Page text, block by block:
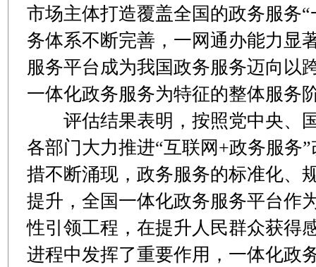
市场主体打造覆盖全国的政务服务
务体系不断完善，一网通办能力显
服务平台成为我国政务服务迈向以
一体化政务服务为特征的整体服务
评估结果表明，按照党中央、
各部门大力推进“互联网+政务服务
措不断涌现，政务服务的标准化、
提升，全国一体化政务服务平台作
性引领工程，在提升人民群众获得
进程中发挥了重要作用，一体化政